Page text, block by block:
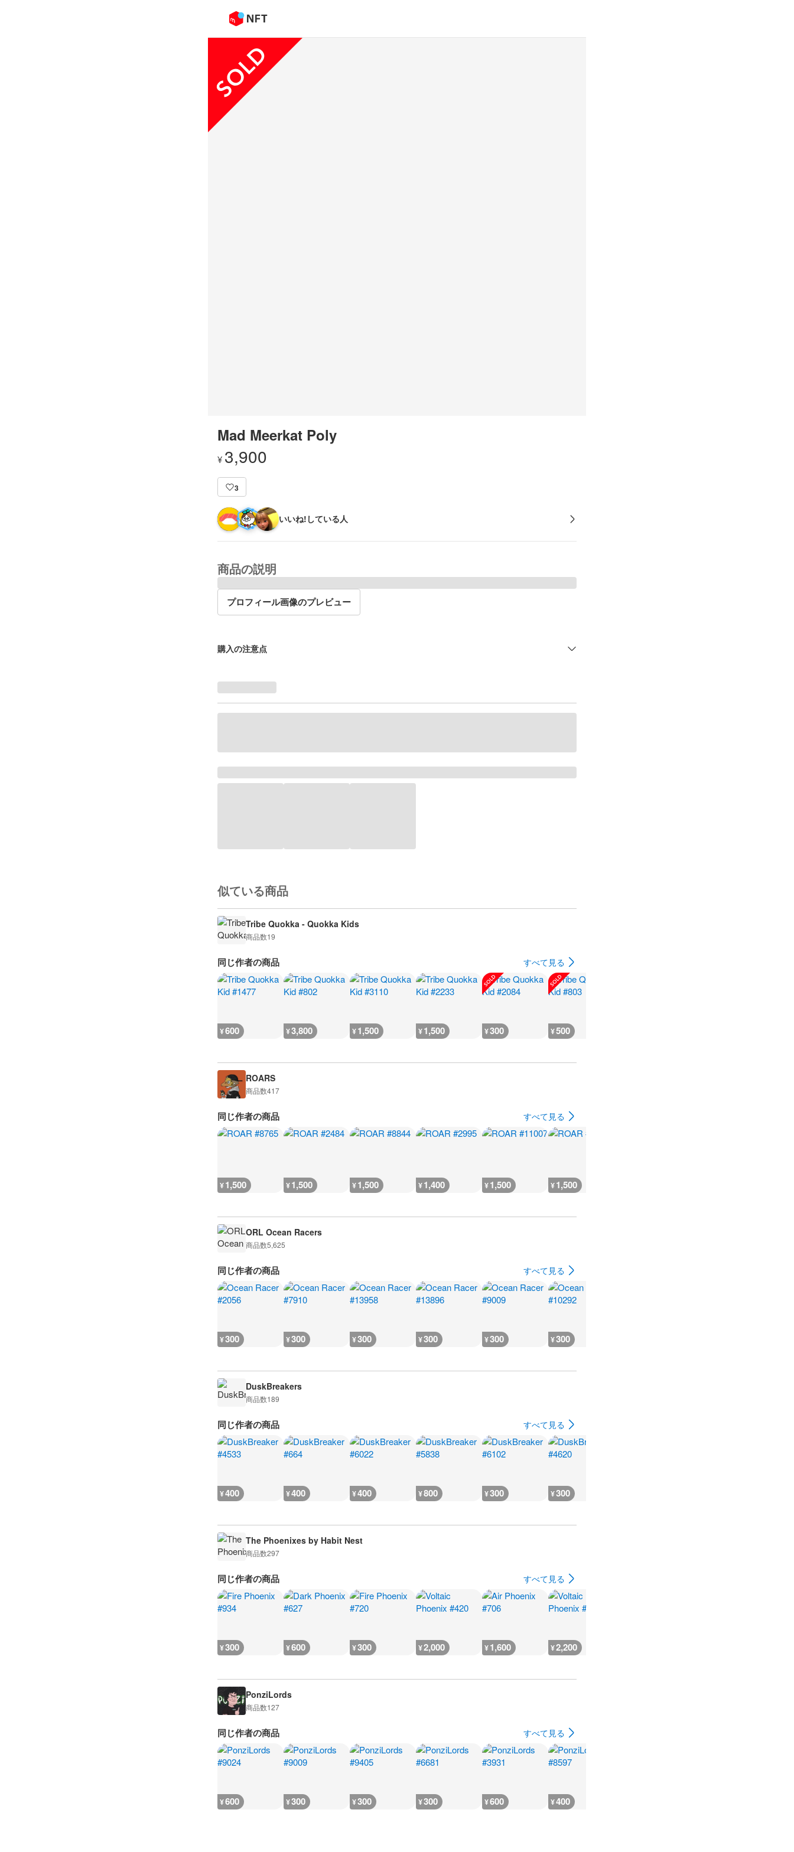
Mad Meerkat Poly
¥ 3,900
3
いいね!している人
商品の説明
プロフィール画像のプレビュー
購入の注意点
似ている商品
Tribe Quokka - Quokka Kids
商品数19
同じ作者の商品 すべて見る
¥600 ¥3,800 ¥1,500 ¥1,500 ¥300 ¥500
ROARS
商品数417
同じ作者の商品 すべて見る
¥1,500 ¥1,500 ¥1,500 ¥1,400 ¥1,500 ¥1,500
ORL Ocean Racers
商品数5,625
同じ作者の商品 すべて見る
¥300 ¥300 ¥300 ¥300 ¥300 ¥300
DuskBreakers
商品数189
同じ作者の商品 すべて見る
¥400 ¥400 ¥400 ¥800 ¥300 ¥300
The Phoenixes by Habit Nest
商品数297
同じ作者の商品 すべて見る
¥300 ¥600 ¥300 ¥2,000 ¥1,600 ¥2,200
PonziLords
商品数127
同じ作者の商品 すべて見る
¥600 ¥300 ¥300 ¥300 ¥600 ¥400